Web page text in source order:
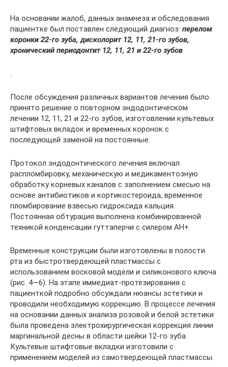
На основании жалоб, данных анамнеза и обследования
пациентке был поставлен следующий диагноз: перелом
коронки 22-го зуба, дисколорит 12, 11, 21-го зубов,
хронический периодонтит 12, 11, 21 и 22-го зубов
.
После обсуждения различных вариантов лечения было
принято решение о повторном эндодонтическом
лечении 12, 11, 21 и 22-го зубов, изготовлении культевых
штифтовых вкладок и временных коронок с
последующей заменой на постоянные.
Протокол эндодонтического лечения включал
распломбировку, механическую и медикаментозную
обработку корневых каналов с заполнением смесью на
основе антибиотиков и кортикостероида, временное
пломбирование взвесью гидроксида кальция.
Постоянная обтурация выполнена комбинированной
техникой конденсации гуттаперчи с силером АН+.
Временные конструкции были изготовлены в полости
рта из быстротвердеющей пластмассы с
использованием восковой модели и силиконового ключа
(рис. 4—6). На этапе иммедиат-протезирования с
пациенткой подробно обсуждали нюансы эстетики и
проводили необходимую коррекцию. В процессе лечения
на основании данных анализа розовой и белой эстетики
была проведена электрохирургическая коррекция линии
маргинальной десны в области шейки 12-го зуба.
Культевые штифтовые вкладки изготовили с
применением моделей из самотвердеющей пластмассы.